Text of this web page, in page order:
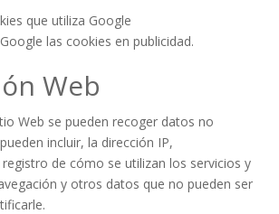
que utiliza Google
las cookies en publicidad.
Web
Web se pueden recoger datos no
incluir, la dirección IP,
de cómo se utilizan los servicios y
y otros datos que no pueden ser